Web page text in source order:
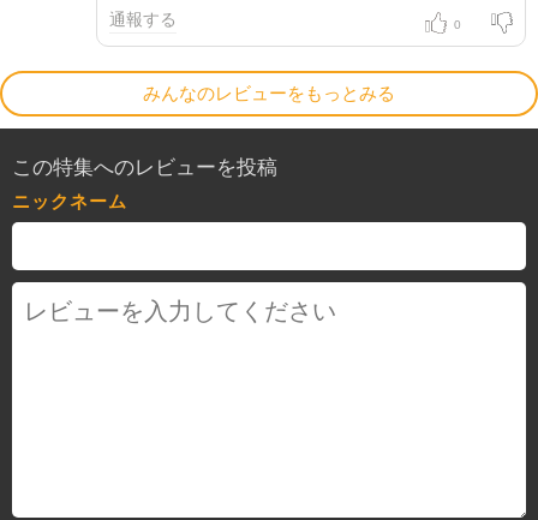
通報する
0
みんなのレビューをもっとみる
この特集へのレビューを投稿
ニックネーム